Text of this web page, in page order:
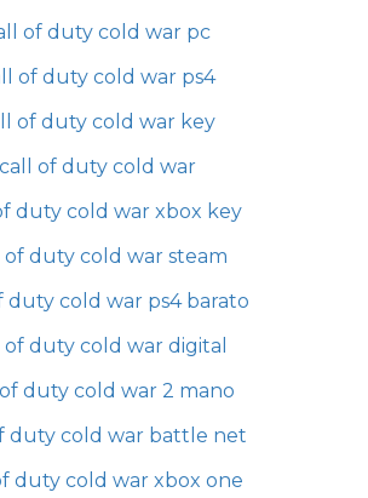
of duty cold war pc
of duty cold war ps4
of duty cold war key
call of duty cold war
duty cold war xbox key
of duty cold war steam
duty cold war ps4 barato
of duty cold war digital
duty cold war 2 mano
duty cold war battle net
duty cold war xbox one